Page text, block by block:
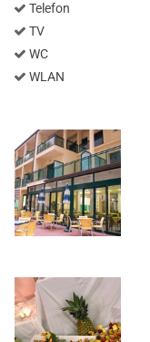
Telefon
TV
WC
WLAN